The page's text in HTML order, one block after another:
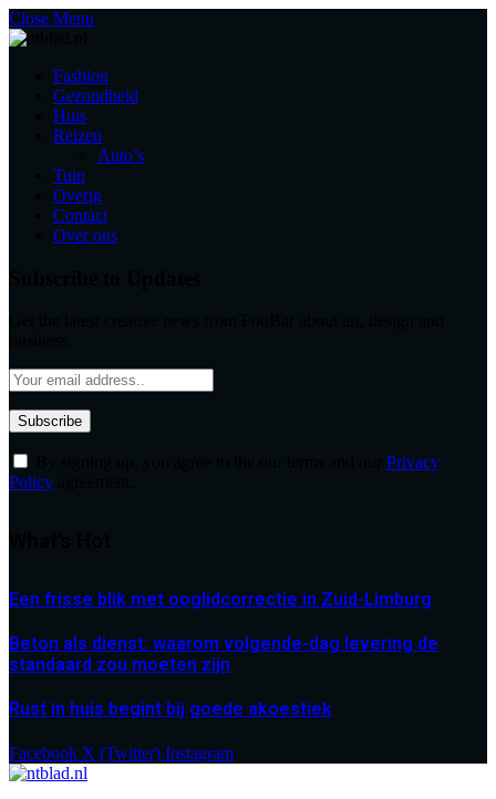
Close Menu
Fashion
Gezondheid
Huis
Reizen
Auto’s
Tuin
Overig
Contact
Over ons
Privacy
Policy
Een frisse blik met ooglidcorrectie in Zuid-Limburg
Beton als dienst: waarom volgende-dag levering de
standaard zou moeten zijn
Rust in huis begint bij goede akoestiek
Facebook X (Twitter) Instagram